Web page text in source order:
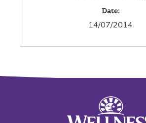
Date:
14/07/2014